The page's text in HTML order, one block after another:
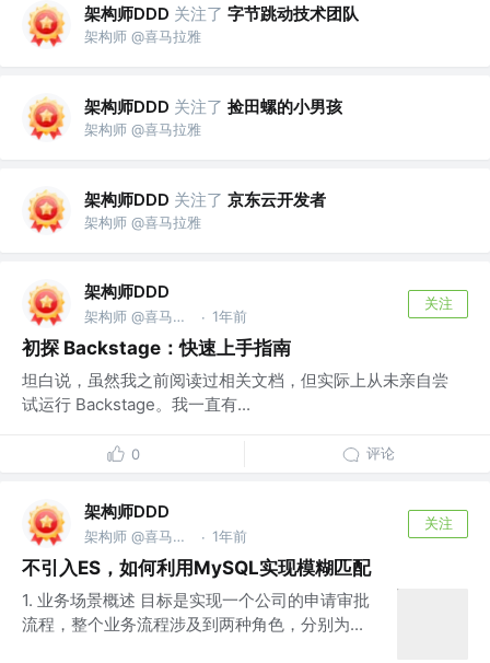
架构师DDD 关注了 字节跳动技术团队
架构师 @喜马拉雅
架构师DDD 关注了 捡田螺的小男孩
架构师 @喜马拉雅
架构师DDD 关注了 京东云开发者
架构师 @喜马拉雅
架构师DDD
架构师 @喜马拉雅 · 1年前
关注
初探 Backstage：快速上手指南
坦白说，虽然我之前阅读过相关文档，但实际上从未亲自尝
试运行 Backstage。我一直有...
0 评论
架构师DDD
架构师 @喜马拉雅 · 1年前
关注
不引入ES，如何利用MySQL实现模糊匹配
1. 业务场景概述 目标是实现一个公司的申请审批
流程，整个业务流程涉及到两种角色，分别为...